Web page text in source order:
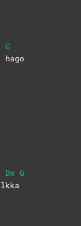
C
hago
Dm
kka
G